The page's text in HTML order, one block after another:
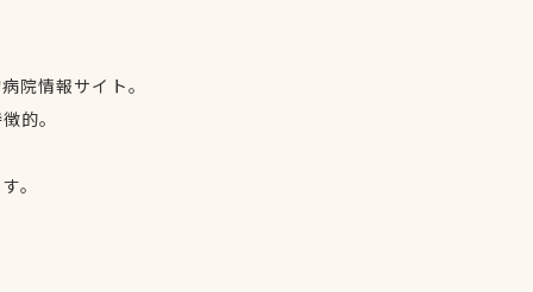
院情報サイト。
的。
。